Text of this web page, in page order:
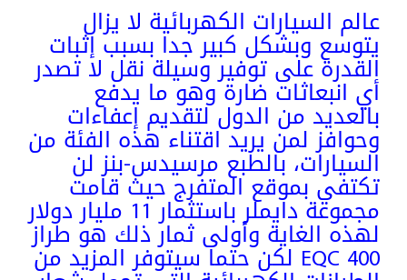
عالم السيارات الكهربائية لا يزال
يتوسع وبشكل كبير جدا بسبب إثبات
القدرة على توفير وسيلة نقل لا تصدر
أي انبعاثات ضارة وهو ما يدفع
بالعديد من الدول لتقديم إعفاءات
وحوافز لمن يريد اقتناء هذه الفئة من
السيارات، بالطبع مرسيدس-بنز لن
تكتفي بموقع المتفرج حيث قامت
مجموعة دايملر باستثمار 11 مليار دولار
لهذه الغاية وأولى ثمار ذلك هو طراز
EQC 400 لكن حتما سيتوفر المزيد من